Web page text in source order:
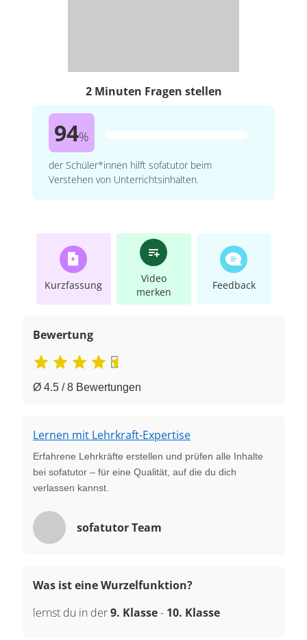
2 Minuten Fragen stellen
94%
der Schüler*innen hilft sofatutor beim
Verstehen von Unterrichtsinhalten.
Kurzfassung
Video
merken
Feedback
Bewertung
Ø 4.5 / 8 Bewertungen
Lernen mit Lehrkraft-Expertise
Erfahrene Lehrkräfte erstellen und prüfen alle Inhalte
bei sofatutor – für eine Qualität, auf die du dich
verlassen kannst.
sofatutor Team
Was ist eine Wurzelfunktion?
lernst du in der9. Klasse- 10. Klasse